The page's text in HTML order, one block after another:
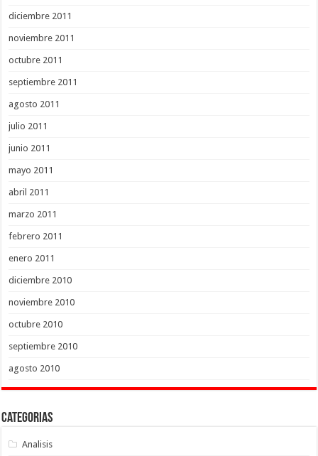
diciembre 2011
noviembre 2011
octubre 2011
septiembre 2011
agosto 2011
julio 2011
junio 2011
mayo 2011
abril 2011
marzo 2011
febrero 2011
enero 2011
diciembre 2010
noviembre 2010
octubre 2010
septiembre 2010
agosto 2010
Categorias
Analisis